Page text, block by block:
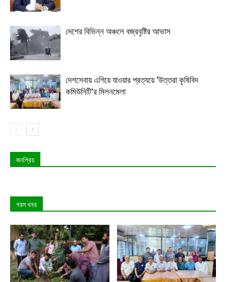
দেশের বিভিন্ন অঞ্চলে বজ্রবৃষ্টির আভাস
দেশসেবায় এগিয়ে যাওয়ার প্রত্যয়ে ‘উত্তরা কৃষিবিদ
কমিউনিটি’র মিলনমেলা
জনপ্রিয়
গরম খবর